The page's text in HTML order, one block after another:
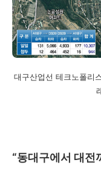
대구산업선 테크노폴리
“동대구에서 대전